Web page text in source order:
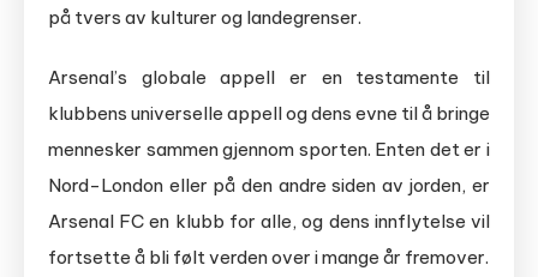
på tvers av kulturer og landegrenser.
Arsenal’s globale appell er en testamente til
klubbens universelle appell og dens evne til å bringe
mennesker sammen gjennom sporten. Enten det er i
Nord-London eller på den andre siden av jorden, er
Arsenal FC en klubb for alle, og dens innflytelse vil
fortsette å bli følt verden over i mange år fremover.